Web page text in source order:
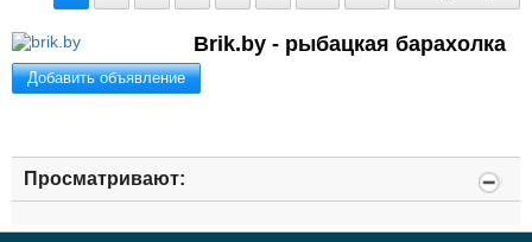
Brik.by - рыбацкая барахолка
Добавить объявление
Просматривают: